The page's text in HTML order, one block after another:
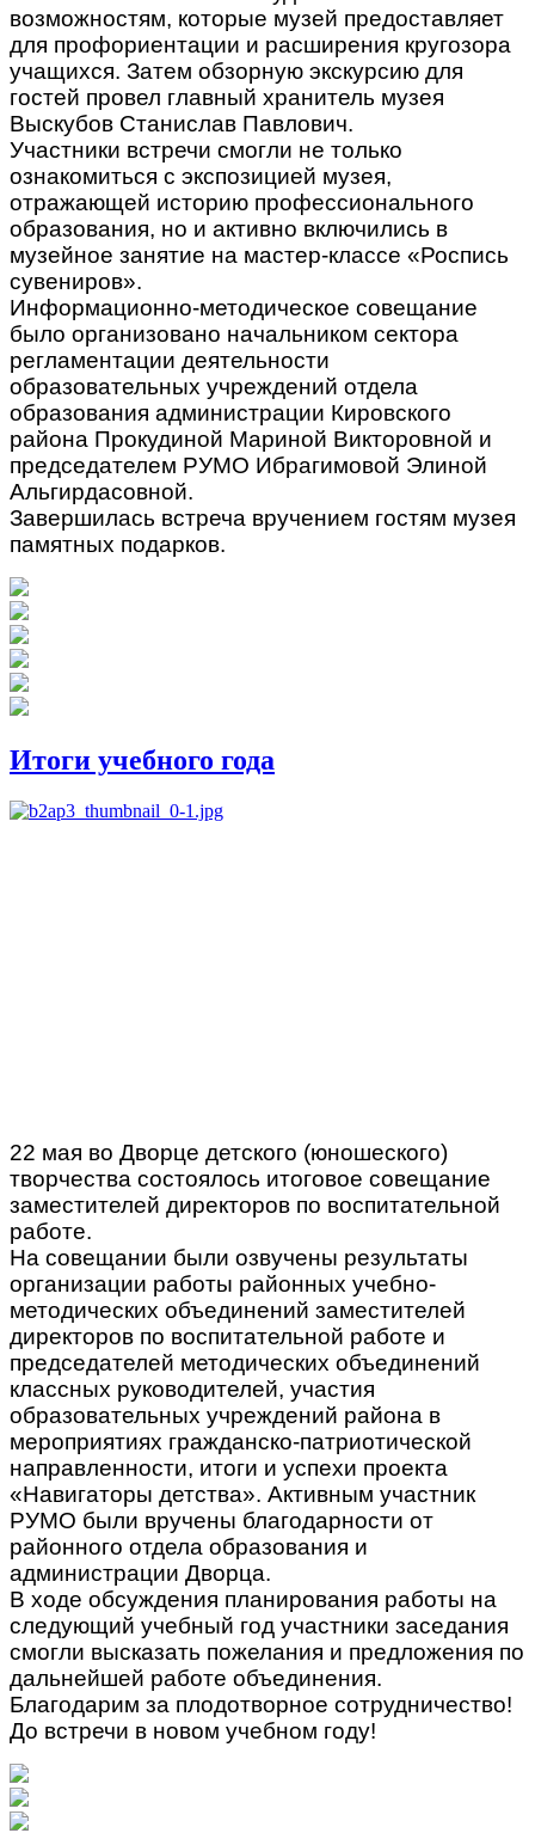
возможностям, которые музей предоставляет
для профориентации и расширения кругозора
учащихся. Затем обзорную экскурсию для
гостей провел главный хранитель музея
Выскубов Станислав Павлович.
Участники встречи смогли не только
ознакомиться с экспозицией музея,
отражающей историю профессионального
образования, но и активно включились в
музейное занятие на мастер-классе «Роспись
сувениров».
Информационно-методическое совещание
было организовано начальником сектора
регламентации деятельности
образовательных учреждений отдела
образования администрации Кировского
района Прокудиной Мариной Викторовной и
председателем РУМО Ибрагимовой Элиной
Альгирдасовной.
Завершилась встреча вручением гостям музея
памятных подарков.
Итоги учебного года
22 мая во Дворце детского (юношеского)
творчества состоялось итоговое совещание
заместителей директоров по воспитательной
работе.
На совещании были озвучены результаты
организации работы районных учебно-
методических объединений заместителей
директоров по воспитательной работе и
председателей методических объединений
классных руководителей, участия
образовательных учреждений района в
мероприятиях гражданско-патриотической
направленности, итоги и успехи проекта
«Навигаторы детства». Активным участник
РУМО были вручены благодарности от
районного отдела образования и
администрации Дворца.
В ходе обсуждения планирования работы на
следующий учебный год участники заседания
смогли высказать пожелания и предложения по
дальнейшей работе объединения.
Благодарим за плодотворное сотрудничество!
До встречи в новом учебном году!